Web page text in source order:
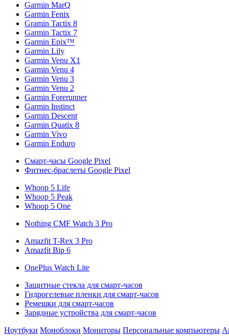
Garmin MarQ
Garmin Fenix
Gramin Tactix 8
Garmin Tactix 7
Garmin Epix™
Garmin Lily
Garmin Venu X1
Garmin Venu 4
Garmin Venu 3
Garmin Venu 2
Garmin Forerunner
Garmin Instinct
Garmin Descent
Garmin Quatix 8
Garmin Vivo
Garmin Enduro
Смарт-часы Google Pixel
Фитнес-браслеты Google Pixel
Whoop 5 Life
Whoop 5 Peak
Whoop 5 One
Nothing CMF Watch 3 Pro
Amazfit T-Rex 3 Pro
Amazfit Bip 6
OnePlus Watch Lite
Защитные стекла для смарт-часов
Гидрогелевые пленки для смарт-часов
Ремешки для смарт-часов
Зарядные устройства для смарт-часов
Ноутбуки Моноблоки Мониторы Персональные компьютеры